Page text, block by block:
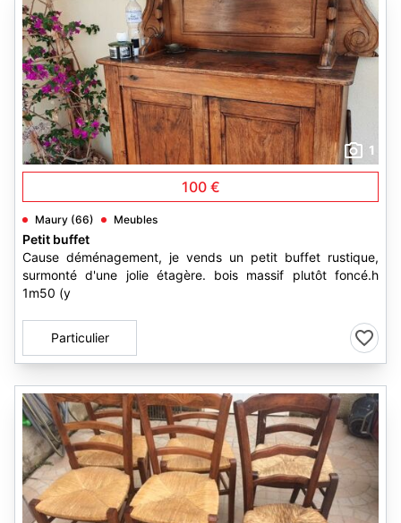
1
100 €
Maury (66) Meubles
Petit buffet
Cause déménagement, je vends un petit buffet rustique,
surmonté d'une jolie étagère. bois massif plutôt foncé.h
1m50 (y
Particulier